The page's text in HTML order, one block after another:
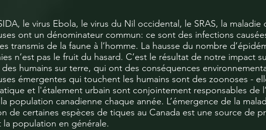
le virus Ebola, le virus du Nil occidental, le SRAS, la
ont un dénominateur commun: ce sont des infections
transmis de la faune à l’homme. La hausse du nombre
n’est pas le fruit du hasard. C’est le résultat de notre impact
humains sur terre, qui ont des conséquences
émergentes qui touchent les humains sont des zoonoses -
et l'étalement urbain sont conjointement responsables de
population canadienne chaque année. L’émergence de la
de certaines espèces de tiques au Canada est une source de
population en générale.